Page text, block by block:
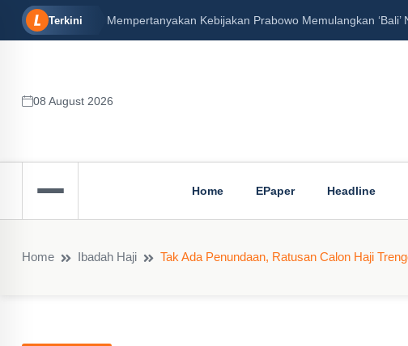
Terkini Mempertanyakan Kebijakan Prabowo Memulangkan
08 August 2026
Home EPaper Headline
Home Ibadah Haji Tak Ada Penundaan, Ratusan Calon Haji